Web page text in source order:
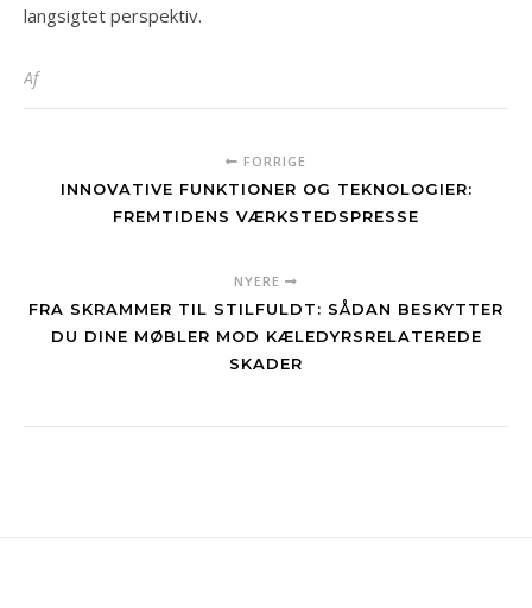
langsigtet perspektiv.
Af
FORRIGE
INNOVATIVE FUNKTIONER OG TEKNOLOGIER:
FREMTIDENS VÆRKSTEDSPRESSE
NYERE
FRA SKRAMMER TIL STILFULDT: SÅDAN BESKYTTER
DU DINE MØBLER MOD KÆLEDYRSRELATEREDE
SKADER